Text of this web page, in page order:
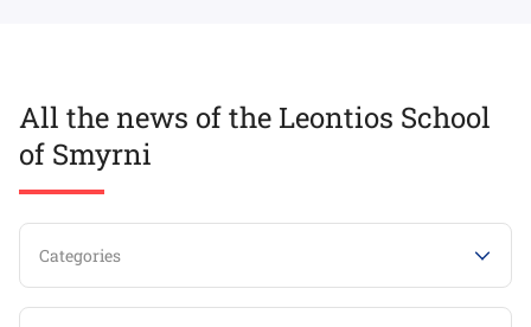
All the news of the Leontios School
of Smyrni
Categories